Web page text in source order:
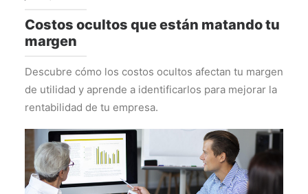
Costos ocultos que están matando tu
margen
Descubre cómo los costos ocultos afectan tu margen
de utilidad y aprende a identificarlos para mejorar la
rentabilidad de tu empresa.